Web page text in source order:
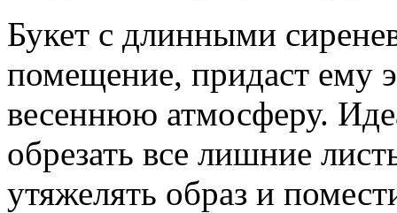
Букет с длинными
помещение, придаст ему
весеннюю атмосферу.
обрезать все лишние
утяжелять образ и